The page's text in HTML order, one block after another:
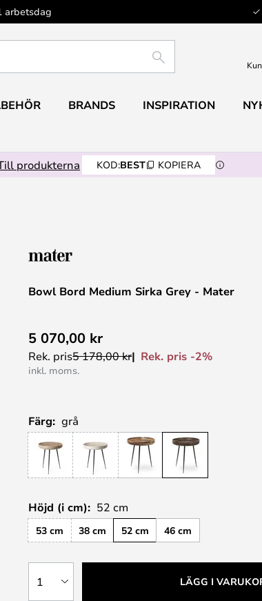
arbetsdag
SÖK
BRANDS INSPIRATION
produkterna KOD:BEST KOPIERA
Bowl Bord Medium Sirka Grey - Mater
5 070,00 kr
Rek. pris5 178,00 kr Rek. pris -2%
inkl. moms.
Färg: grå
Höjd (i cm): 52 cm
53 cm 38 cm 52 cm 46 cm
1 LÄGG I